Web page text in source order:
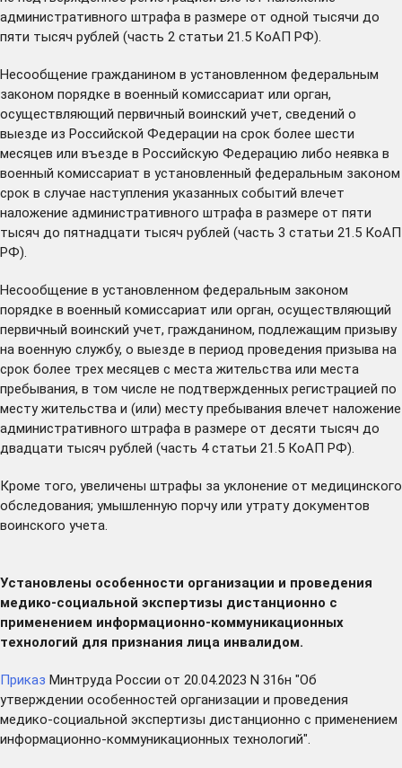
административного штрафа в размере от одной тысячи до
пяти тысяч рублей (часть 2 статьи 21.5 КоАП РФ).
Несообщение гражданином в установленном федеральным
законом порядке в военный комиссариат или орган,
осуществляющий первичный воинский учет, сведений о
выезде из Российской Федерации на срок более шести
месяцев или въезде в Российскую Федерацию либо неявка в
военный комиссариат в установленный федеральным законом
срок в случае наступления указанных событий влечет
наложение административного штрафа в размере от пяти
тысяч до пятнадцати тысяч рублей (часть 3 статьи 21.5 КоАП
РФ).
Несообщение в установленном федеральным законом
порядке в военный комиссариат или орган, осуществляющий
первичный воинский учет, гражданином, подлежащим призыву
на военную службу, о выезде в период проведения призыва на
срок более трех месяцев с места жительства или места
пребывания, в том числе не подтвержденных регистрацией по
месту жительства и (или) месту пребывания влечет наложение
административного штрафа в размере от десяти тысяч до
двадцати тысяч рублей (часть 4 статьи 21.5 КоАП РФ).
Кроме того, увеличены штрафы за уклонение от медицинского
обследования; умышленную порчу или утрату документов
воинского учета.
Установлены особенности организации и проведения
медико-социальной экспертизы дистанционно с
применением информационно-коммуникационных
технологий для признания лица инвалидом.
Приказ Минтруда России от 20.04.2023 N 316н "Об
утверждении особенностей организации и проведения
медико-социальной экспертизы дистанционно с применением
информационно-коммуникационных технологий".